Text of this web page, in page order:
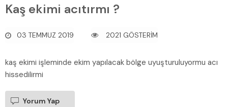
Kaş ekimi acıtırmı ?
03 TEMMUZ 2019 2021 GÖSTERİM
kaş ekimi işleminde ekim yapılacak bölge uyuşturuluyormu acı
hissedilirmi
Yorum Yap